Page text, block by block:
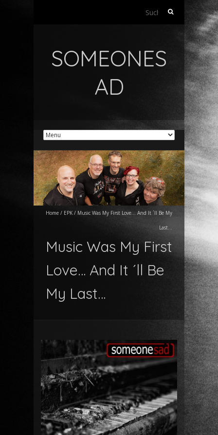
Suchen
SOMEONES
AD
Home / EPK / Music Was My First Love… And It ´ll Be My
Last…
Music Was My First
Love… And It ´ll Be
My Last…